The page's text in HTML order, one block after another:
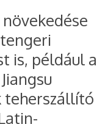
is, például a
teherszállító